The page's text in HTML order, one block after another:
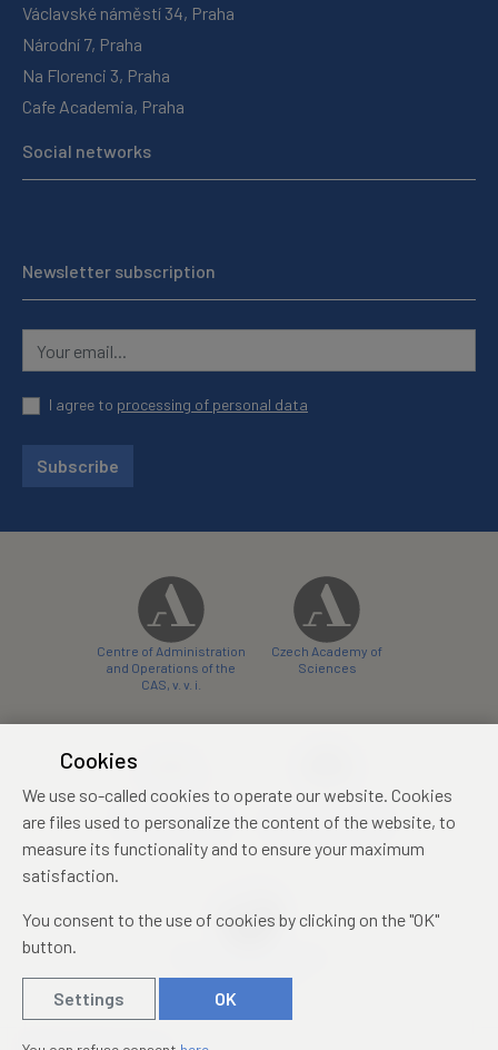
Václavské náměstí 34, Praha
Národní 7, Praha
Na Florenci 3, Praha
Cafe Academia, Praha
Social networks
Newsletter subscription
I agree to processing of personal data
Subscribe
Centre of Administration
and Operations of the
CAS, v. v. i.
Czech Academy of
Sciences
conference centre
konferenční centrum
© 2019 – 2026Academia
Cookies
We use so-called cookies to operate our website. Cookies
are files used to personalize the content of the website, to
measure its functionality and to ensure your maximum
satisfaction.
You consent to the use of cookies by clicking on the "OK"
button.
Settings OK